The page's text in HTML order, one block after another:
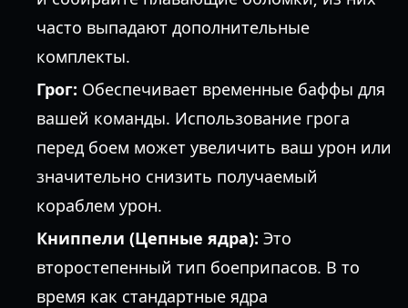
часто выпадают дополнительные
комплекты.
Грог: Обеспечивает временные баффы для
вашей команды. Использование грога
перед боем может увеличить ваш урон или
значительно снизить получаемый
кораблем урон.
Книппели (Цепные ядра): Это
второстепенный тип боеприпасов. В то
время как стандартные ядра